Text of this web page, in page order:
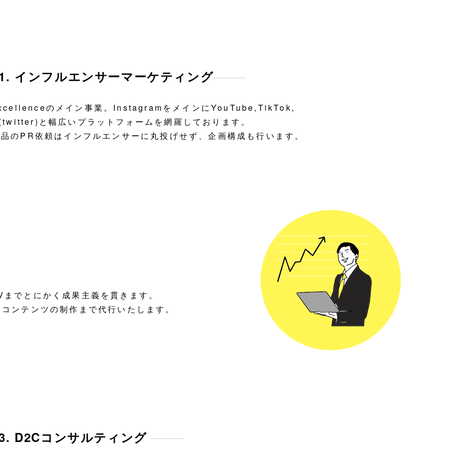
インフルエンサーマーケティング
のメイン事業。InstagramをメインにYouTube,TikTok,
と幅広いプラットフォームを網羅しております。
のPR依頼はインフルエンサーに丸投げせず、企画構成も行います。
でとにかく成果主義を貫きます。
ンテンツの制作まで代行いたします。
D2Cコンサルティング